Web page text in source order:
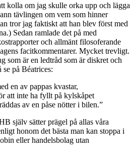
kolla om jag skulle orka upp och lägga
tävlingen om vem som hinner
tror jag faktiskt att han blev först med
Sedan ramlade det på med
och allmänt filosoferande
facitkommentarer. Mycket trevligt.
som är en ledtråd som är diskret och
se på Béatrices:
en av pappas kvastar,
att inte ha fyllt på kylskåpet
av en påse nötter i bilen.”
själv sätter prägel på allas våra
honom det bästa man kan stoppa i
eller handelsbolag utan